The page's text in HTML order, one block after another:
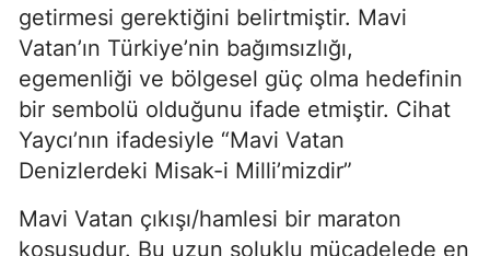
getirmesi gerektiğini belirtmiştir. Mavi
Vatan’ın Türkiye’nin bağımsızlığı,
egemenliği ve bölgesel güç olma hedefinin
bir sembolü olduğunu ifade etmiştir. Cihat
Yaycı’nın ifadesiyle “Mavi Vatan
Denizlerdeki Misak-i Milli’mizdir”
Mavi Vatan çıkışı/hamlesi bir maraton
koşusudur. Bu uzun soluklu mücadelede en